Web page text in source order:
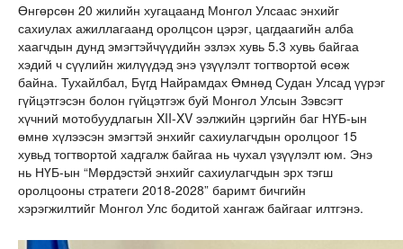
Өнгөрсөн 20 жилийн хугацаанд Монгол Улсаас энхийг
сахиулах ажиллагаанд оролцсон цэрэг, цагдаагийн алба
хаагчдын дунд эмэгтэйчүүдийн эзлэх хувь 5.3 хувь байгаа
хэдий ч сүүлийн жилүүдэд энэ үзүүлэлт тогтвортой өсөж
байна. Тухайлбал, Бүгд Найрамдах Өмнөд Судан Улсад үүрэг
гүйцэтгэсэн болон гүйцэтгэж буй Монгол Улсын Зэвсэгт
хүчний мотобуудлагын XII-XV ээлжийн цэргийн баг НҮБ-ын
өмнө хүлээсэн эмэгтэй энхийг сахиулагчдын оролцоог 15
хувьд тогтвортой хадгалж байгаа нь чухал үзүүлэлт юм. Энэ
нь НҮБ-ын “Мөрдэстэй энхийг сахиулагчдын эрх тэгш
оролцооны стратеги 2018-2028” баримт бичгийн
хэрэгжилтийг Монгол Улс бодитой хангаж байгааг илтгэнэ.